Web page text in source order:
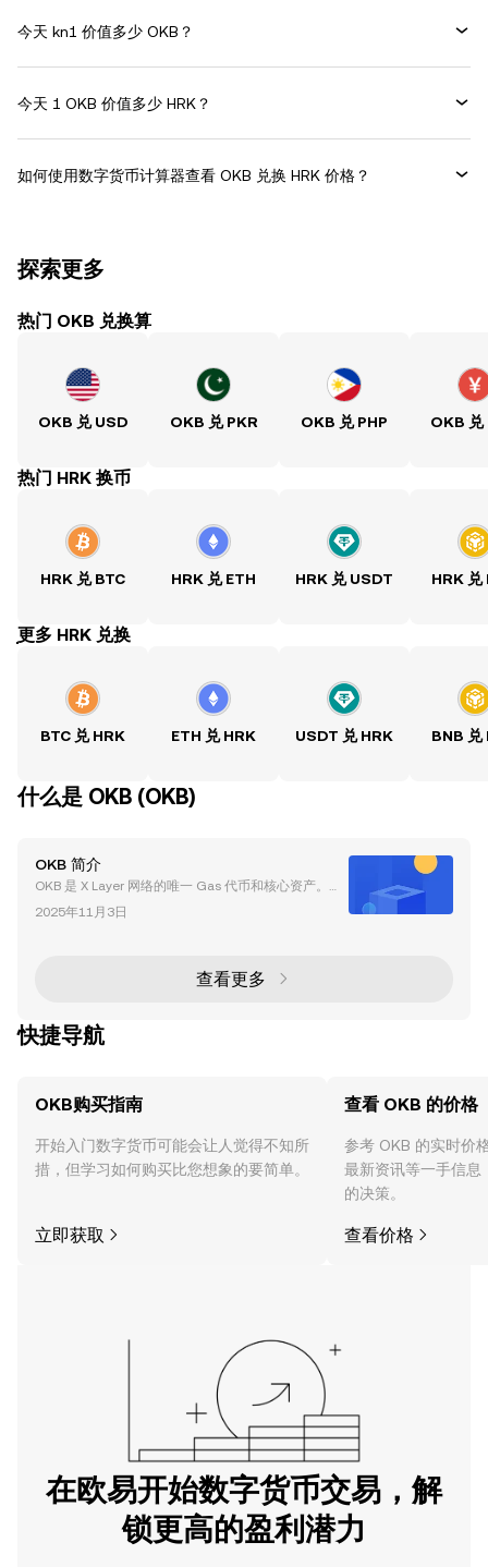
今天 kn1 价值多少 OKB？
今天 1 OKB 价值多少 HRK？
如何使用数字货币计算器查看 OKB 兑换 HRK 价格？
探索更多
热门 OKB 兑换算
OKB 兑 USD OKB 兑 PKR OKB 兑 PHP OKB 兑
热门 HRK 换币
HRK 兑 BTC HRK 兑 ETH HRK 兑 USDT HRK 兑
ִִִִִִִִִִִִִִִִִִִִִִִִִִִִִִִִִִִִִִִִִִִִִִִִ更多 HRK 兑换
BTC 兑 HRK ETH 兑 HRK USDT 兑 HRK BNB 兑
什么是 OKB (OKB)
OKB 简介
OKB 是 X Layer 网络的唯一 Gas 代币和核心资产。作
为连接 OKX 交易体系与链上生态的重要枢纽，OKB 在
X Layer 上承担交易手续费支付、生态治理、质押激励
eum L1 OKB 充值至 OKX 交易所，并通过“一键换链”
功能将资产迁移至 X Layer。
2025年11月3日
查看更多
快捷导航
OKB购买指南
开始入门数字货币可能会让人觉得不知所
措，但学习如何购买比您想象的要简单。
立即获取
查看 OKB 的价格
参考 OKB 的实时价
最新资讯等一手信息
的决策。
查看价格
在欧易开始数字货币交易，解
锁更高的盈利潜力